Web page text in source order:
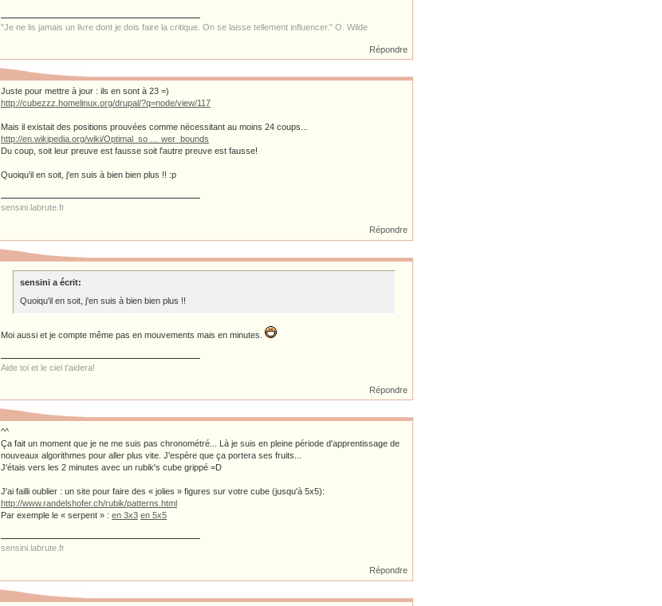
"Je ne lis jamais un livre dont je dois faire la critique. On se laisse tellement influencer." O. Wilde
Répondre
Juste pour mettre à jour : ils en sont à 23 =)
http://cubezzz.homelinux.org/drupal/?q=node/view/117
Mais il existait des positions prouvées comme nécessitant au moins 24 coups...
http://en.wikipedia.org/wiki/Optimal_so … wer_bounds
Du coup, soit leur preuve est fausse soit l'autre preuve est fausse!
Quoiqu'il en soit, j'en suis à bien bien plus !! :p
sensini.labrute.fr
Répondre
sensini a écrit:
Quoiqu'il en soit, j'en suis à bien bien plus !!
Moi aussi et je compte même pas en mouvements mais en minutes.
Aide toi et le ciel t'aidera!
Répondre
^^
Ça fait un moment que je ne me suis pas chronométré... Là je suis en pleine période d'apprentissage de
nouveaux algorithmes pour aller plus vite. J'espère que ça portera ses fruits...
J'étais vers les 2 minutes avec un rubik's cube grippé =D
J'ai failli oublier : un site pour faire des « jolies » figures sur votre cube (jusqu'à 5x5):
http://www.randelshofer.ch/rubik/patterns.html
Par exemple le « serpent » : en 3x3 en 5x5
sensini.labrute.fr
Répondre